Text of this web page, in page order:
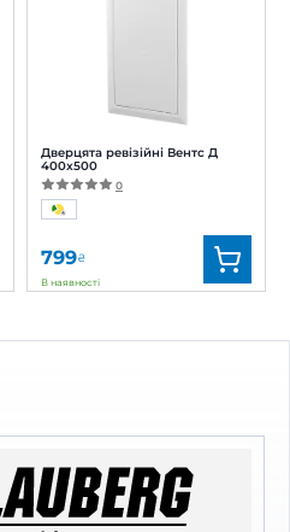
Дверцята ревізійні Вентс Д
400x500
0
799₴
В наявності
Артикул: 0687826756